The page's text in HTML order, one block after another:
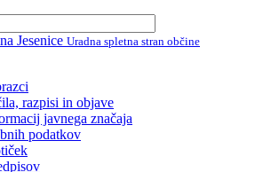
Jesenice Uradna spletna stran občine
razpisi in objave
javnega značaja
podatkov